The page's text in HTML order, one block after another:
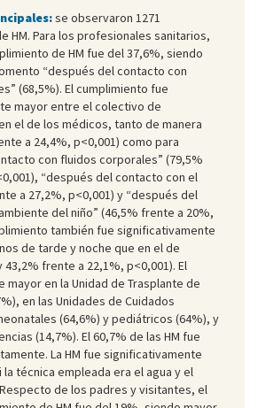
se observaron 1271
HM. Para los profesionales sanitarios,
de HM fue del 37,6%, siendo
“después del contacto con
(68,5%). El cumplimiento fue
mayor entre el colectivo de
el de los médicos, tanto de manera
a 24,4%, p<0,001) como para
con fluidos corporales” (79,5%
“después del contacto con el
a 27,2%, p<0,001) y “después del
del niño” (46,5% frente a 20%,
también fue significativamente
de tarde y noche que en el de
43,2% frente a 22,1%, p<0,001). El
mayor en la Unidad de Trasplante de
en las Unidades de Cuidados
(64,6%) y pediátricos (64%), y
(14,7%). El 60,7% de las HM fue
La HM fue significativamente
la técnica empleada era el agua y el
de los padres y visitantes, el